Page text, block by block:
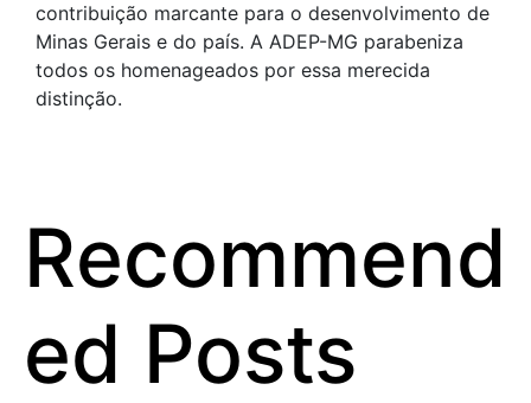
contribuição marcante para o desenvolvimento de
Minas Gerais e do país. A ADEP-MG parabeniza
todos os homenageados por essa merecida
distinção.
Recommend
ed Posts